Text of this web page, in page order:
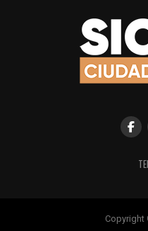
Copyright